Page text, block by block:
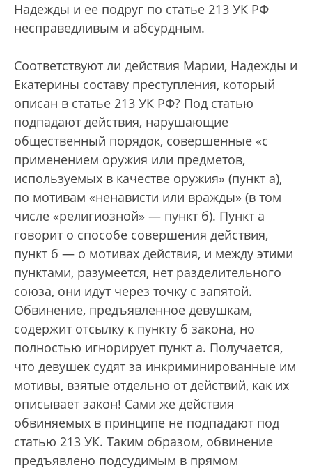
Надежды и ее подруг по статье 213 УК РФ
несправедливым и абсурдным.
Соответствуют ли действия Марии, Надежды и
Екатерины составу преступления, который
описан в статье 213 УК РФ? Под статью
подпадают действия, нарушающие
общественный порядок, совершенные «с
применением оружия или предметов,
используемых в качестве оружия» (пункт а),
по мотивам «ненависти или вражды» (в том
числе «религиозной» — пункт б). Пункт а
говорит о способе совершения действия,
пункт б — о мотивах действия, и между этими
пунктами, разумеется, нет разделительного
союза, они идут через точку с запятой.
Обвинение, предъявленное девушкам,
содержит отсылку к пункту б закона, но
полностью игнорирует пункт а. Получается,
что девушек судят за инкриминированные им
мотивы, взятые отдельно от действий, как их
описывает закон! Сами же действия
обвиняемых в принципе не подпадают под
статью 213 УК. Таким образом, обвинение
предъявлено подсудимым в прямом